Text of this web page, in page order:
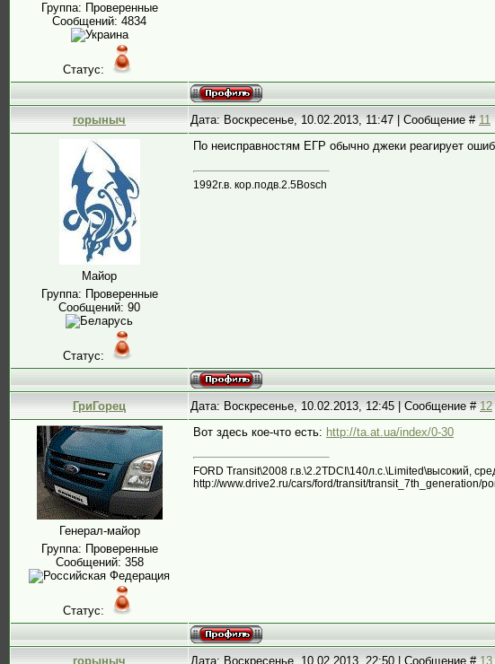
Группа: Проверенные
Сообщений: 4834
Статус:
горыныч Дата: Воскресенье, 10.02.2013, 11:47 | Сообщение #11
Майор
Группа: Проверенные
Сообщений: 90
Статус:
По неисправностям ЕГР обычно джеки реагирует
1992г.в. кор.подв.2.5Bosch
ГриГорец Дата: Воскресенье, 10.02.2013, 12:45 | Сообщение #12
Генерал-майор
Группа: Проверенные
Сообщений: 358
Статус:
Вот здесь кое-что есть: http://ta.at.ua/index/0-30
FORD Transit\2008 г.в.\2.2TDCI\140л.с.\Limited\высокий,
http://www.drive2.ru/cars/ford/transit/transit_7th_generation/
горыныч Дата: Воскресенье, 10.02.2013, 22:50 | Сообщение #13